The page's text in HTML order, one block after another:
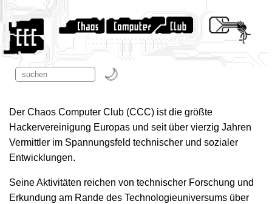
Der Chaos Computer Club (CCC) ist die größte
Hackervereinigung Europas und seit über vierzig Jahren
Vermittler im Spannungsfeld technischer und sozialer
Entwicklungen.
Seine Aktivitäten reichen von technischer Forschung und
Erkundung am Rande des Technologie­universums über